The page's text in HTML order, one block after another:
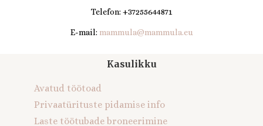
Telefon: +37255644871
E-mail: mammula@mammula.eu
Kasulikku
Avatud töötoad
Privaatürituste pidamise info
Laste töötubade broneerimine